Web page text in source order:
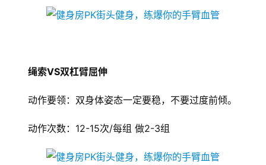
绳索VS双杠臂屈伸
动作要领：双身体姿态一定要稳，不要过度前倾。
动作次数：12-15次/每组 做2-3组